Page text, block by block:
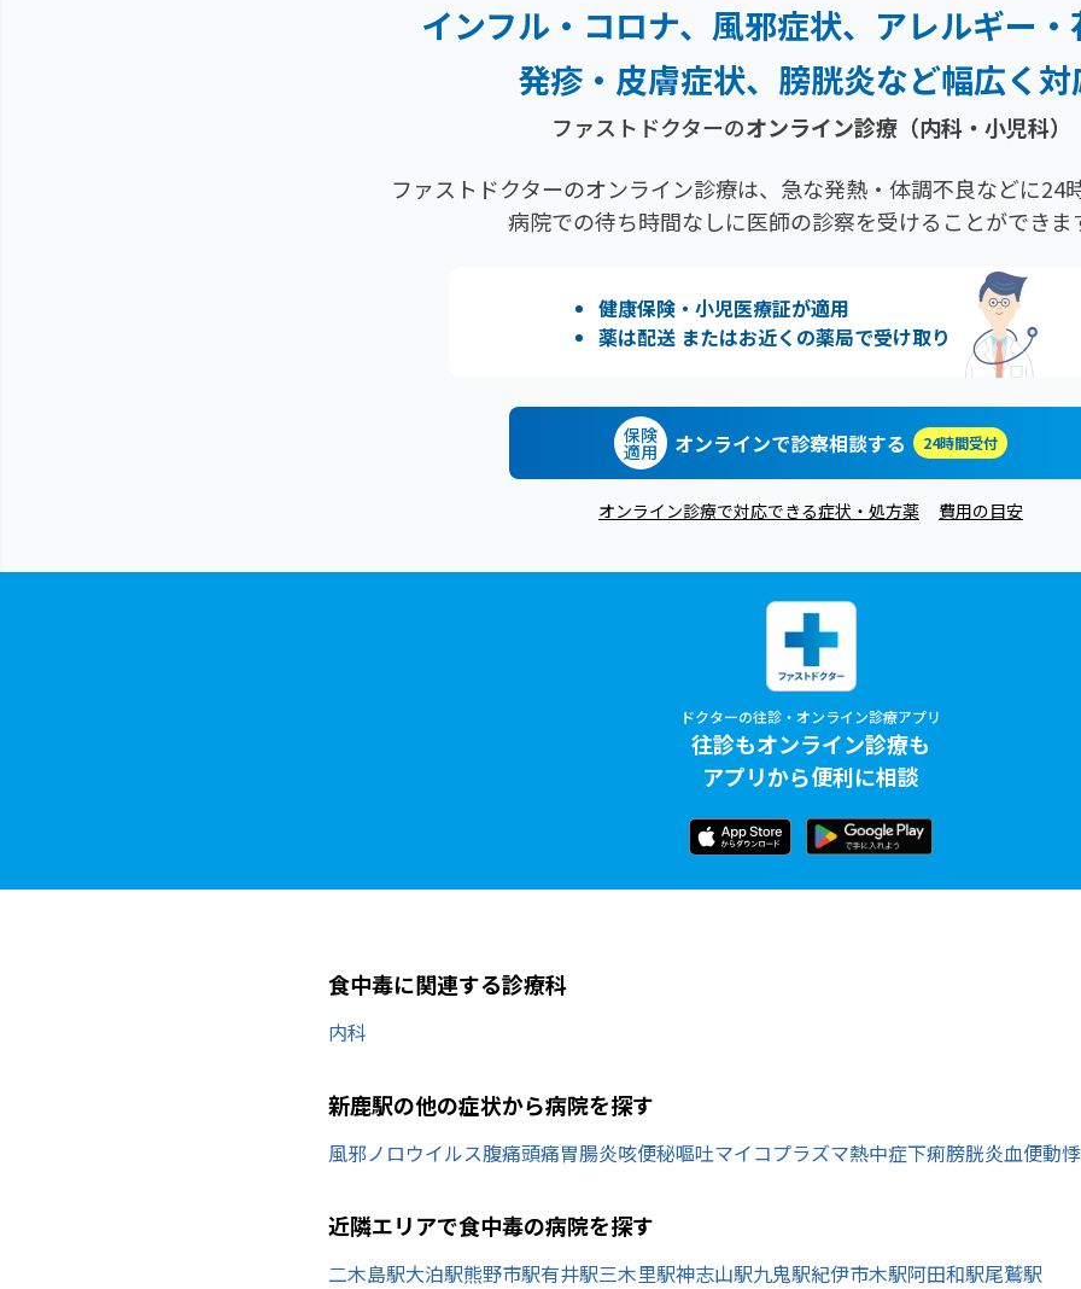
インフル・コロナ、風邪症状、 アレルギー
発疹・ 皮膚症状、膀胱炎など幅広く対
ファストドクターのオンライン診療（内科・小児科）
ファストドクターのオンライン診療は、急な発熱・体調不良などに24
病院での待ち時間なしに医師の診察を受けることができま
健康保険・小児医療証が適用
薬は配送 またはお近くの薬局で受け取り
保険
適用 オンラインで診察相談する 24時間受付
オンライン診療で対応できる症状・処方薬 費用の目安
ドクターの往診・オンライン診療アプリ
往診もオンライン診療も
アプリから便利に相談
食中毒に関連する診療科
内科
新鹿駅の他の症状から病院を探す
風邪ノロウイルス腹痛頭痛胃腸炎咳便秘嘔吐マイコプラズマ熱中症下痢膀胱炎血便動悸
近隣エリアで食中毒の病院を探す
二木島駅大泊駅熊野市駅有井駅三木里駅神志山駅九鬼駅紀伊市木駅阿田和駅尾鷲駅